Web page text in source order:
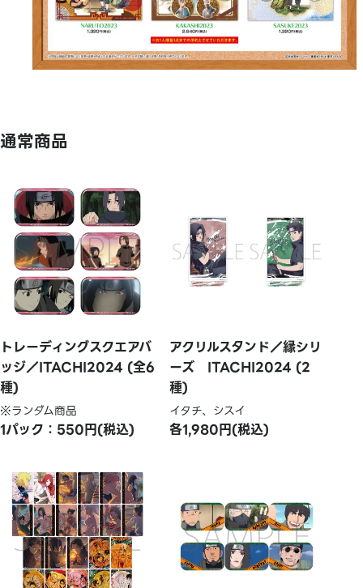
通常商品
トレーディングスクエアバ
ッジ／ITACHI2024 (全6
種)
※ランダム商品
1パック：550円(税込)
アクリルスタンド／縁シリ
ーズ ITACHI2024 (2
種)
イタチ、シスイ
各1,980円(税込)